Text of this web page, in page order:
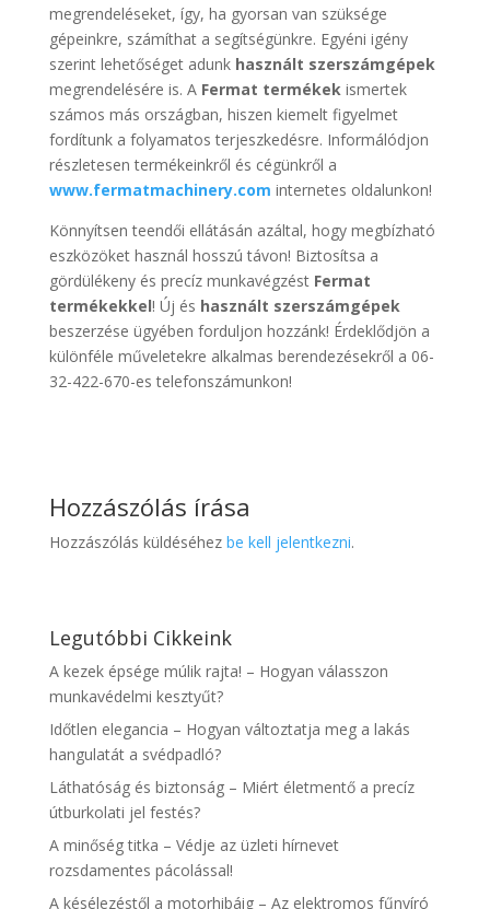
megrendeléseket, így, ha gyorsan van szüksége
gépeinkre, számíthat a segítségünkre. Egyéni igény
szerint lehetőséget adunk használt szerszámgépek
megrendelésére is. A Fermat termékek ismertek
számos más országban, hiszen kiemelt figyelmet
fordítunk a folyamatos terjeszkedésre. Informálódjon
részletesen termékeinkről és cégünkről a
www.fermatmachinery.com internetes oldalunkon!
Könnyítsen teendői ellátásán azáltal, hogy megbízható
eszközöket használ hosszú távon! Biztosítsa a
gördülékeny és precíz munkavégzést Fermat
termékekkel! Új és használt szerszámgépek
beszerzése ügyében forduljon hozzánk! Érdeklődjön a
különféle műveletekre alkalmas berendezésekről a 06-
32-422-670-es telefonszámunkon!
Hozzászólás írása
Hozzászólás küldéséhez be kell jelentkezni.
Legutóbbi Cikkeink
A kezek épsége múlik rajta! – Hogyan válasszon
munkavédelmi kesztyűt?
Időtlen elegancia – Hogyan változtatja meg a lakás
hangulatát a svédpadló?
Láthatóság és biztonság – Miért életmentő a precíz
útburkolati jel festés?
A minőség titka – Védje az üzleti hírnevet
rozsdamentes pácolással!
A késélezéstől a motorhibáig – Az elektromos fűnyíró